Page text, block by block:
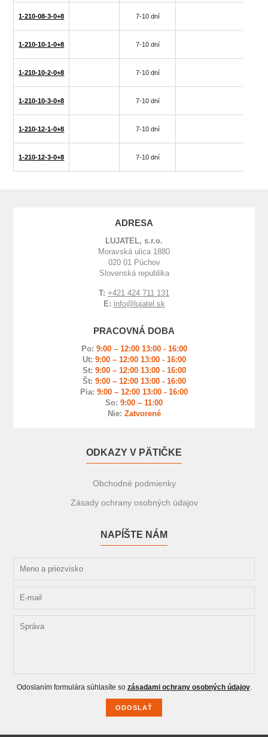
1-210-08-3-0+8 7-10 dní
1-210-10-1-0+8 7-10 dní
1-210-10-2-0+8 7-10 dní
1-210-10-3-0+8 7-10 dní
1-210-12-1-0+8 7-10 dní
1-210-12-3-0+8 7-10 dní
ADRESA
LUJATEL, s.r.o.
Moravská ulica 1880
020 01 Púchov
Slovenská republika
T: +421 424 711 131
E: info@lujatel.sk
PRACOVNÁ DOBA
Po: 9:00 – 12:00 13:00 - 16:00
Ut: 9:00 – 12:00 13:00 - 16:00
St: 9:00 – 12:00 13:00 - 16:00
Št: 9:00 – 12:00 13:00 - 16:00
Pia: 9:00 – 12:00 13:00 - 16:00
So: 9:00 – 11:00
Nie: Zatvorené
ODKAZY V PÄTIČKE
Obchodné podmienky
Zásady ochrany osobných údajov
NAPÍŠTE NÁM
Odoslaním formulára súhlasíte so zásadami ochrany osobných údajov.
ODOSLAŤ